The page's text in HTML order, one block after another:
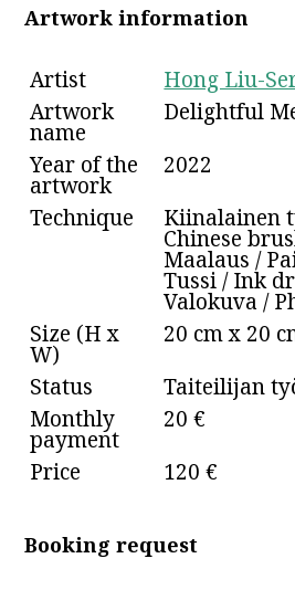
Artwork information
Artist
Hong Liu-
Artwork
name
Delightful
Year of the
artwork
2022
Technique
Kiinalainen
Chinese
Maalaus /
Tussi / Ink
Valokuva /
Size (H x
W)
20 cm x 20
Status
Taiteilijan
Monthly
payment
20 €
Price
120 €
Booking request